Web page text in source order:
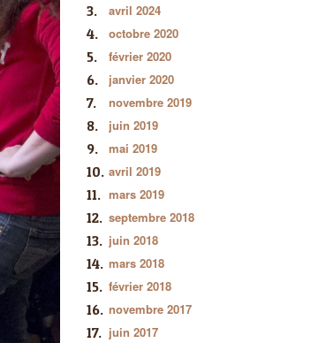
avril 2024
octobre 2020
février 2020
janvier 2020
novembre 2019
juin 2019
mai 2019
avril 2019
mars 2019
septembre 2018
juin 2018
mars 2018
février 2018
novembre 2017
juin 2017